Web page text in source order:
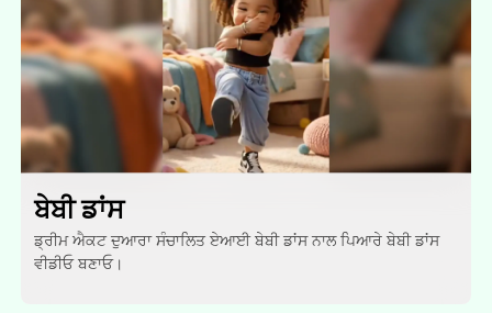
ਬੇਬੀ ਡਾਂਸ
ਡ੍ਰੀਮ ਐਕਟ ਦੁਆਰਾ ਸੰਚਾਲਿਤ ਏਆਈ ਬੇਬੀ ਡਾਂਸ ਨਾਲ ਪਿਆਰੇ ਬੇਬੀ ਡਾਂਸ
ਵੀਡੀਓ ਬਣਾਓ।